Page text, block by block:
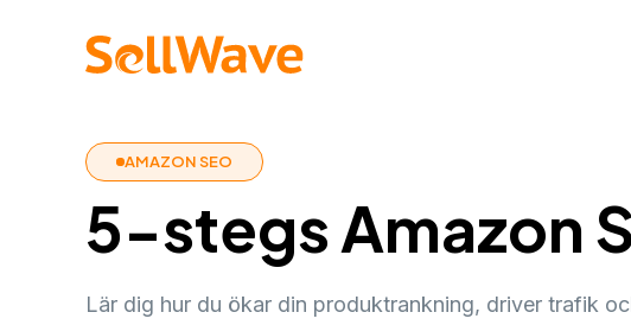
AMAZON SEO
5-stegs Amazon
Lär dig hur du ökar din produktrankning, driver trafik